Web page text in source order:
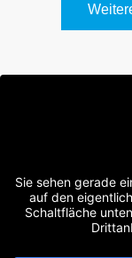
Sie sehen gerade
auf den
Schaltfläche